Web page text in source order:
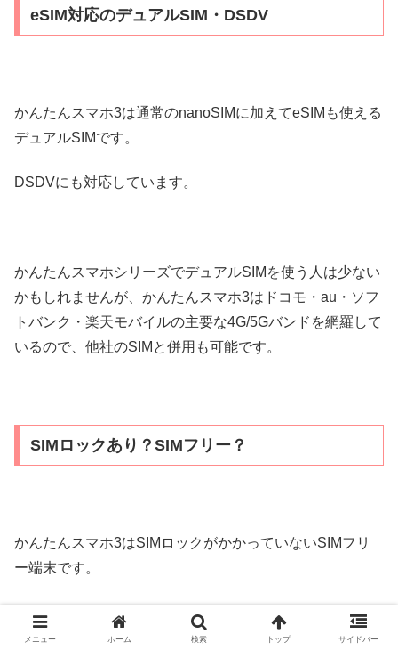
eSIM対応のデュアルSIM・DSDV
かんたんスマホ3は通常のnanoSIMに加えてeSIMも使える
デュアルSIMです。
DSDVにも対応しています。
かんたんスマホシリーズでデュアルSIMを使う人は少ない
かもしれませんが、かんたんスマホ3はドコモ・au・ソフ
トバンク・楽天モバイルの主要な4G/5Gバンドを網羅して
いるので、他社のSIMと併用も可能です。
SIMロックあり？SIMフリー？
かんたんスマホ3はSIMロックがかかっていないSIMフリ
ー端末です。
2021年5月12日以降にワイモバイルで購入したスマホは
iPhoneもAndroidも全てSIMフリー端末なので、SIMロッ
メニュー ホーム 検索 トップ サイドバー